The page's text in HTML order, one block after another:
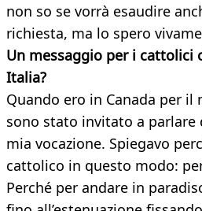
non so se vorrà esaudire
richiesta, ma lo spero
Un messaggio per i cattolici
Italia?
Quando ero in Canada per il
sono stato invitato a parlare
mia vocazione. Spiegavo
cattolico in questo modo:
Perché per andare in